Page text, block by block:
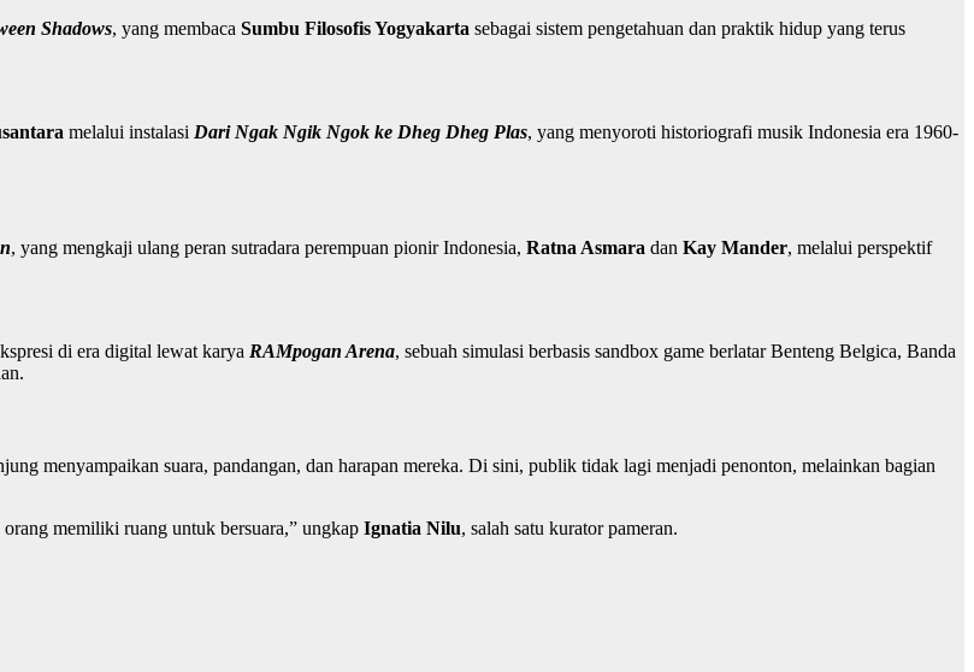
Shadows, yang membaca Sumbu Filosofis Yogyakarta sebagai sistem pengetahuan dan praktik hidup yang terus
melalui instalasi Dari Ngak Ngik Ngok ke Dheg Dheg Plas, yang menyoroti historiografi musik Indonesia era 1960-
, yang mengkaji ulang peran sutradara perempuan pionir Indonesia, Ratna Asmara dan Kay Mander, melalui perspektif
di era digital lewat karya RAMpogan Arena, sebuah simulasi berbasis sandbox game berlatar Benteng Belgica, Banda
menyampaikan suara, pandangan, dan harapan mereka. Di sini, publik tidak lagi menjadi penonton, melainkan bagian
memiliki ruang untuk bersuara,” ungkap Ignatia Nilu, salah satu kurator pameran.